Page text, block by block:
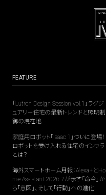
FEATURE
「Lutron Design Session vol.1」ラグジ
ュアリー住宅の最新トレンドと照明制
御の現在地
家庭用ロボット「Isaac 1」ついに登場！
ロボットを受け入れる住宅のインフラ
とは？
海外スマートホーム月報：Alexa+とHo
me Assistant 2026.7が示す「命令」か
ら「意図」、そして「行動」への進化